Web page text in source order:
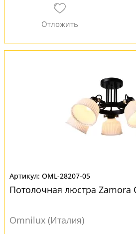
OML-28207-05
Потолочная люстра Zamora
Omnilux (Италия)